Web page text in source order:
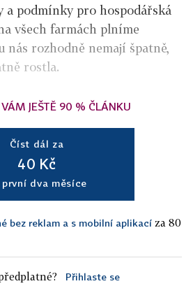
a podmínky pro hospodářská
všech farmách plníme
nás rozhodně nemají špatně,
rostla.
JEŠTĚ 90 % ČLÁNKU
Číst dál za
40 Kč
první dva měsíce
bez reklam a s mobilní aplikací za 80
Přihlaste se